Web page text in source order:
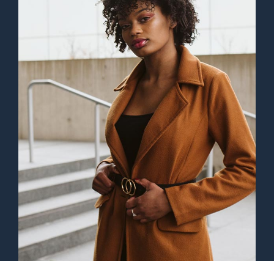
Lorem ipsum dolor sit amet,
consectetur adipiscing elit. Ut elit